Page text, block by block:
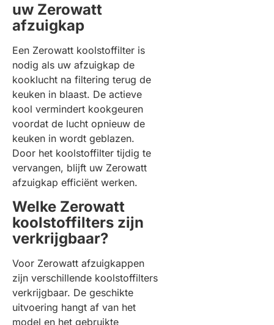
uw Zerowatt
afzuigkap
Een Zerowatt koolstoffilter is
nodig als uw afzuigkap de
kooklucht na filtering terug de
keuken in blaast. De actieve
kool vermindert kookgeuren
voordat de lucht opnieuw de
keuken in wordt geblazen.
Door het koolstoffilter tijdig te
vervangen, blijft uw Zerowatt
afzuigkap efficiënt werken.
Welke Zerowatt
koolstoffilters zijn
verkrijgbaar?
Voor Zerowatt afzuigkappen
zijn verschillende koolstoffilters
verkrijgbaar. De geschikte
uitvoering hangt af van het
model en het gebruikte